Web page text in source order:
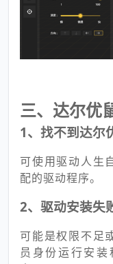
三、达尔优
1、找不到达尔
可使用驱动人生
配的驱动程序。
2、驱动安装失
可能是权限不足
员身份运行安